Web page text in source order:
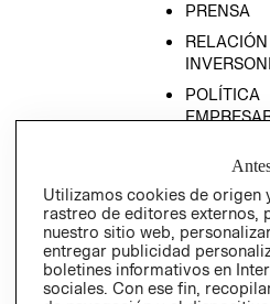
PRENSA
POLÍTICA
Utilizamos cookies de origen
rastreo de editores externos,
nuestro sitio web,
entregar publicidad
boletines informativos en
sociales. Con ese fin,